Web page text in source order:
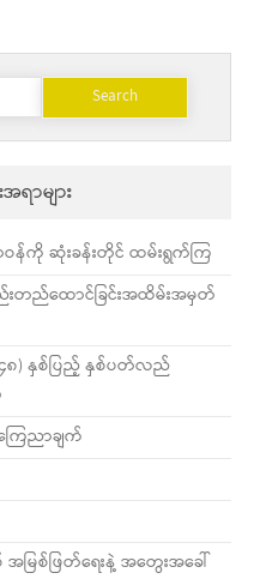
ာများ
ဝန်ကို ဆုံးခန်းတိုင် ထမ်းရွက်ကြ
ည်ထောင်ခြင်းအထိမ်းအမှတ်
) နှစ်ပြည့် နှစ်ပတ်လည်
ေညာချက်
မြစ်ဖြတ်ရေးနဲ့ အတွေးအခေါ်